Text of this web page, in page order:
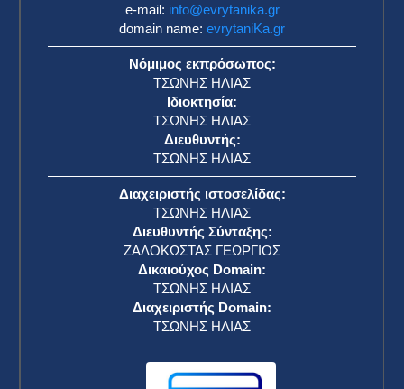
e-mail: info@evrytanika.gr
domain name: evrytaniKa.gr
Νόμιμος εκπρόσωπος:
ΤΣΩΝΗΣ ΗΛΙΑΣ
Ιδιοκτησία:
ΤΣΩΝΗΣ ΗΛΙΑΣ
Διευθυντής:
ΤΣΩΝΗΣ ΗΛΙΑΣ
Διαχειριστής ιστοσελίδας:
ΤΣΩΝΗΣ ΗΛΙΑΣ
Διευθυντής Σύνταξης:
ΖΑΛΟΚΩΣΤΑΣ ΓΕΩΡΓΙΟΣ
Δικαιούχος Domain:
ΤΣΩΝΗΣ ΗΛΙΑΣ
Διαχειριστής Domain:
ΤΣΩΝΗΣ ΗΛΙΑΣ